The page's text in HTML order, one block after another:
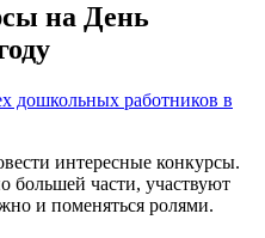
на День
интересные конкурсы.
большей части, участвуют
и поменяться ролями.